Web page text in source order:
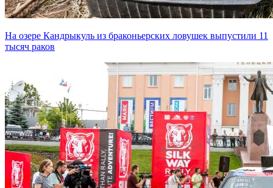
На озере Кандрыкуль из браконьерских ловушек выпустили 11
тысяч раков